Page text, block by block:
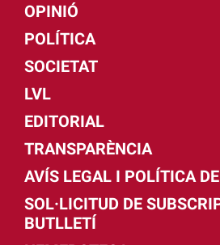
OPINIÓ
POLÍTICA
SOCIETAT
LVL
EDITORIAL
TRANSPARÈNCIA
AVÍS LEGAL I POLÍTICA
SOL·LICITUD DE
BUTLLETÍ